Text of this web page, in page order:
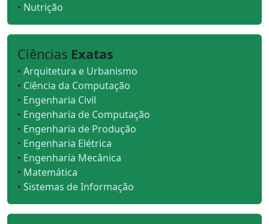
• Nutrição
Ciências Exatas
• Arquitetura e Urbanismo
• Ciência da Computação
• Engenharia Civil
• Engenharia de Computação
• Engenharia de Produção
• Engenharia Elétrica
• Engenharia Mecânica
• Matemática
• Sistemas de Informação